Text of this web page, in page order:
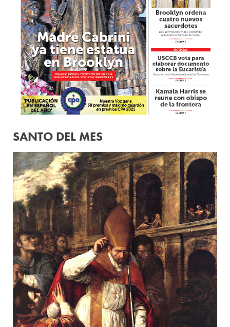
SANTO DEL MES